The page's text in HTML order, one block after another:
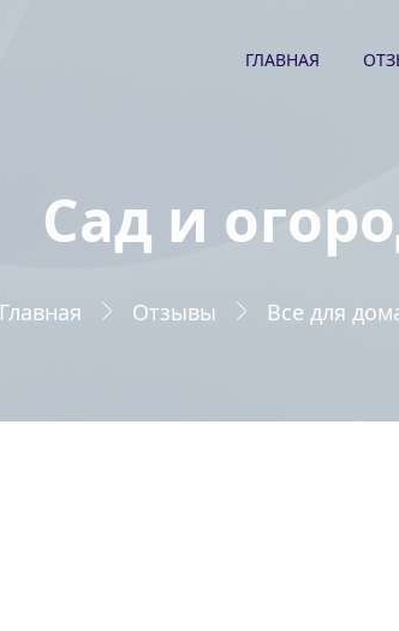
ГЛАВНАЯ
Сад и
Главная Отзывы Все для